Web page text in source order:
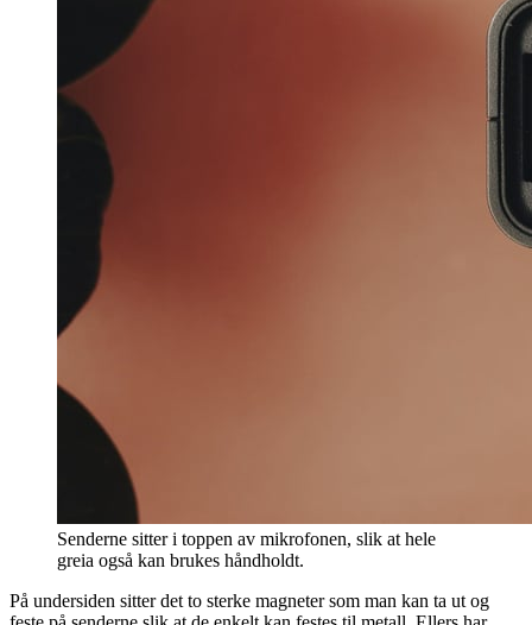
Senderne sitter i toppen av mikrofonen, slik at hele
greia også kan brukes håndholdt.
På undersiden sitter det to sterke magneter som man kan ta ut og